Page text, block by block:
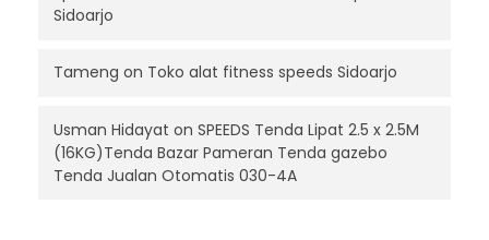
Sidoarjo
Tameng on Toko alat fitness speeds Sidoarjo
Usman Hidayat on SPEEDS Tenda Lipat 2.5 x 2.5M
(16KG)Tenda Bazar Pameran Tenda gazebo
Tenda Jualan Otomatis 030-4A